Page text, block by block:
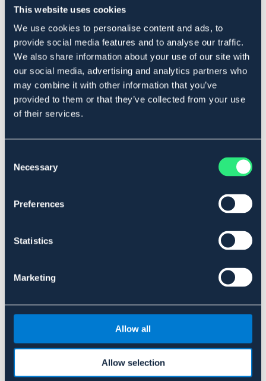
This website uses cookies
We use cookies to personalise content and ads, to
provide social media features and to analyse our traffic.
We also share information about your use of our site with
our social media, advertising and analytics partners who
may combine it with other information that you’ve
provided to them or that they’ve collected from your use
of their services.
Selection
Necessary
Preferences
Statistics
Marketing
Allow all
Allow selection
Säkerhetsvästen ska sitta så nära kroppen som möjligt.
Justera västen med hjälp av snören på vardera sida,
panelerna ska sitta så nära varandra att det inte är
någon luft mellan framdelen och bakdelen. Framdelens
nederkant skall vara minst 25 mm under bröstkorgen.
Framdelens ovankant skall nå upp till bröstbenets övre
kant. Knäppes framtill med dragkedja. Justerbar
kardborre vid axlarna. Godkänd enl.CE/ EN-13158.
SORT
Se lager i butikken